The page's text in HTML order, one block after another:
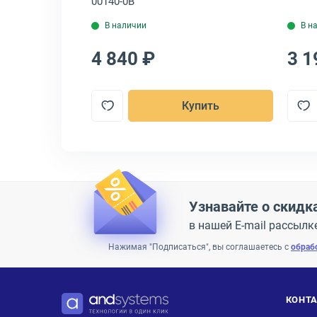
В наличии
4 840 ₽
Купить
В
3
Узнавайте о
в нашей E-mail
Нажимая "Подписаться", вы соглашаетесь с